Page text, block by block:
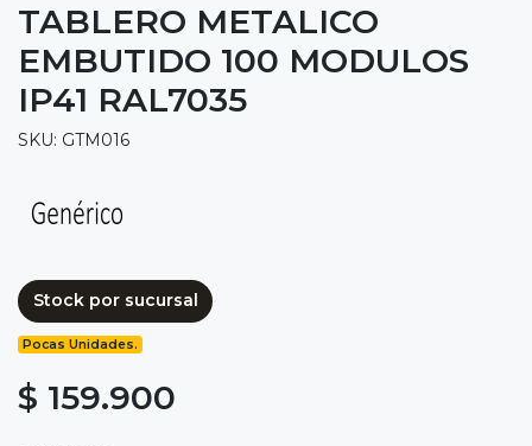
TABLERO METALICO
EMBUTIDO 100 MODULOS
IP41 RAL7035
SKU: GTM016
Stock por sucursal
Pocas Unidades.
$ 159.900